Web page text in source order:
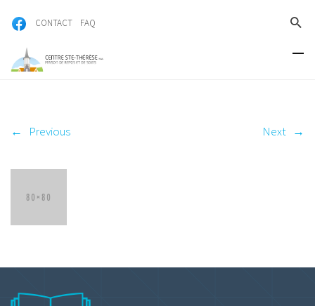
CONTACT FAQ
← Previous Next →